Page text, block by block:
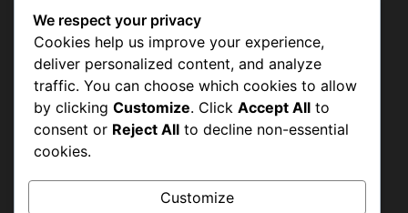
POLÍTICAS Y CONDICIONES
Políticas y condiciones
Política de datos personales
Politicas de uso
We respect your privacy
Cookies help us improve your experience,
deliver personalized content, and analyze
traffic. You can choose which cookies to allow
by clicking Customize. Click Accept All to
consent or Reject All to decline non-essential
cookies.
Customize